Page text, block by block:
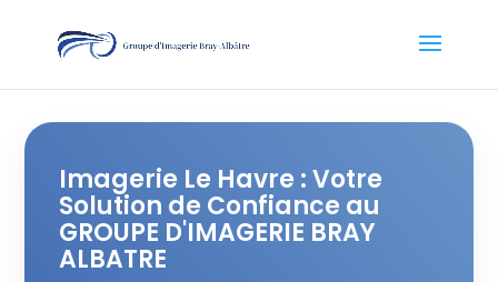
Imagerie Le Havre : Votre
Solution de Confiance au
GROUPE D'IMAGERIE BRAY
ALBATRE